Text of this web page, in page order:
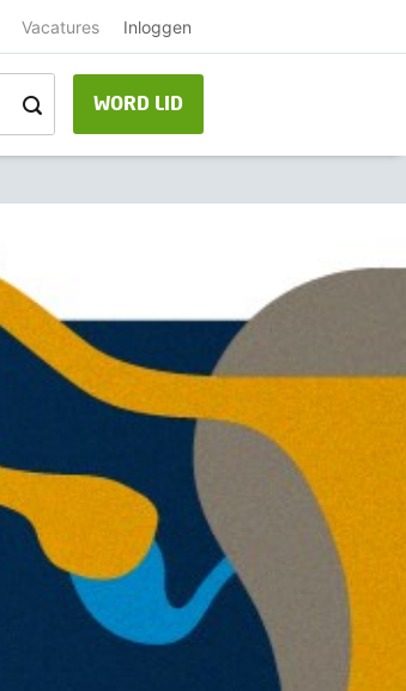
Vacatures Inloggen
WORD LID